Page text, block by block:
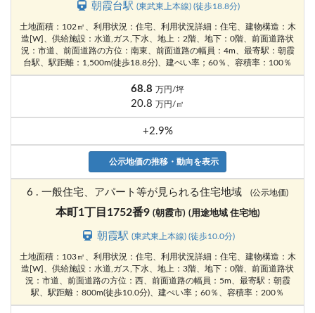
朝霞台駅(東武東上本線) (徒歩18.8分)
土地面積：102㎡、利用状況：住宅、利用状況詳細：住宅、建物構造：木
造[W]、供給施設：水道,ガス,下水、地上：2階、地下：0階、前面道路状
況：市道、前面道路の方位：南東、前面道路の幅員：4m、最寄駅：朝霞
台駅、駅距離：1,500m(徒歩18.8分)、建ぺい率；60％、容積率：100％
68.8 万円/坪
20.8 万円/㎡
+2.9%
公示地価の推移・動向を表示
6 . 一般住宅、アパート等が見られる住宅地域 (公示地価)
本町1丁目1752番9 (朝霞市) (用途地域 住宅地)
朝霞駅 (東武東上本線) (徒歩10.0分)
土地面積：103㎡、利用状況：住宅、利用状況詳細：住宅、建物構造：木
造[W]、供給施設：水道,ガス,下水、地上：3階、地下：0階、前面道路状
況：市道、前面道路の方位：西、前面道路の幅員：5m、最寄駅：朝霞
駅、駅距離：800m(徒歩10.0分)、建ぺい率；60％、容積率：200％